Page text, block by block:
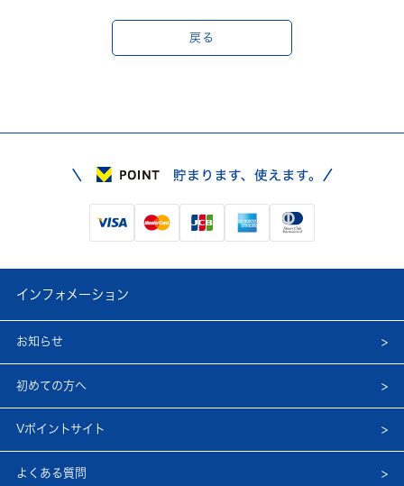
戻る
インフォメーション
お知らせ
初めての方へ
Vポイントサイト
よくある質問